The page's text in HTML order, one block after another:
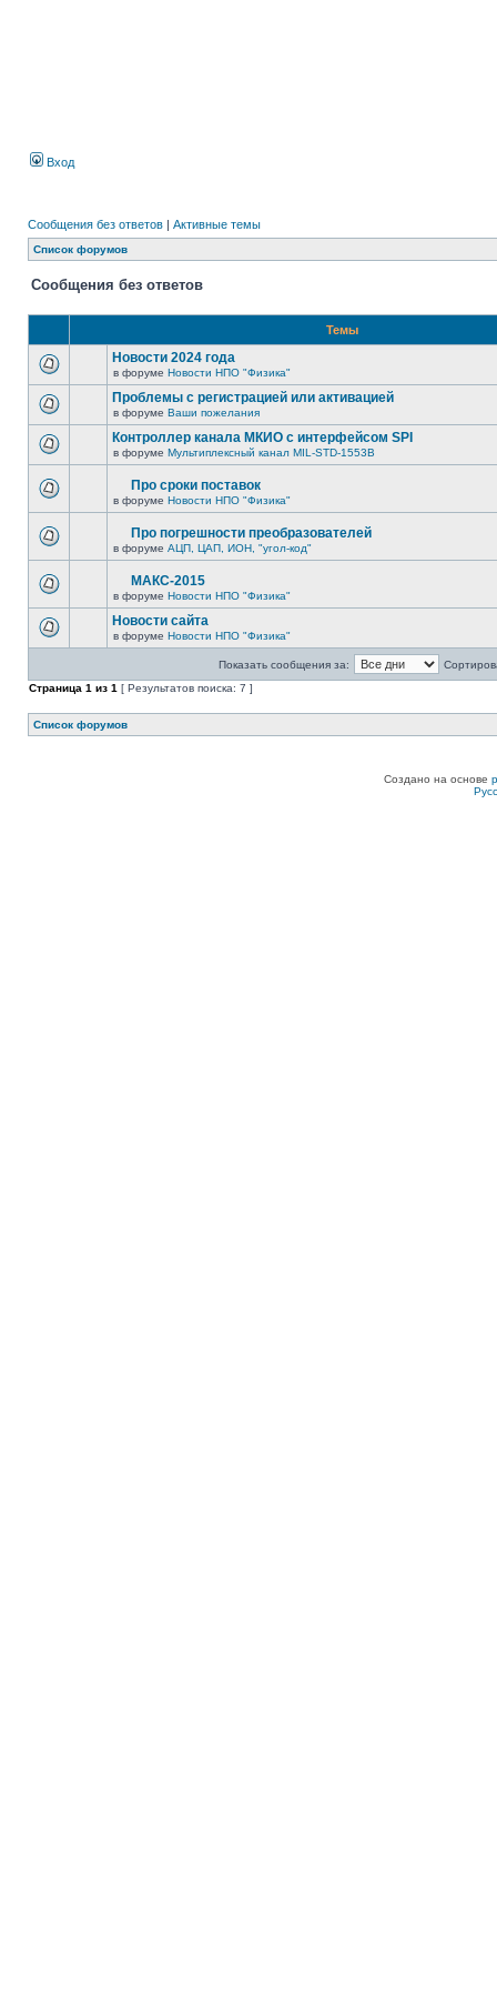
Вход
Сообщения без ответов | Активные темы
Список форумов
Сообщения без ответов
Темы
Новости 2024 года
в форуме Новости НПО "Физика"
Проблемы с регистрацией или активацией
в форуме Ваши пожелания
Контроллер канала МКИО с интерфейсом SPI
в форуме Мультиплексный канал MIL-STD-1553B
Про сроки поставок
в форуме Новости НПО "Физика"
Про погрешности преобразователей
в форуме АЦП, ЦАП, ИОН, "угол-код"
МАКС-2015
в форуме Новости НПО "Физика"
Новости сайта
в форуме Новости НПО "Физика"
Показать сообщения за:
Страница 1 из 1 [ Результатов поиска: 7 ]
Список форумов
Создано на основе